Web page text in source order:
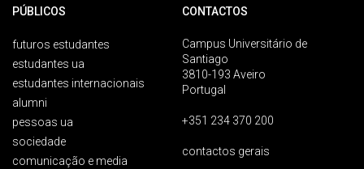
PÚBLICOS
futuros estudantes
estudantes ua
estudantes internacionais
alumni
pessoas ua
sociedade
comunicação e media
CONTACTOS
Campus Universitário de
Santiago
3810-193 Aveiro
Portugal
+351 234 370 200
contactos gerais